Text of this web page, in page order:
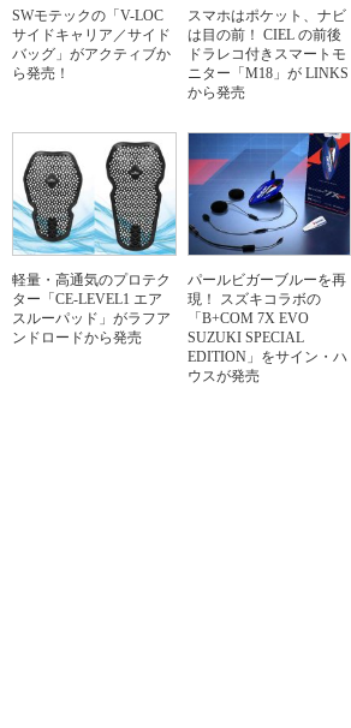
SWモテックの「V-LOC
サイドキャリア／サイド
バッグ」がアクティブか
ら発売！
スマホはポケット、ナビ
は目の前！ CIEL の前後
ドラレコ付きスマートモ
ニター「M18」が LINKS
から発売
軽量・高通気のプロテク
ター「CE-LEVEL1 エア
スルーパッド」がラフア
ンドロードから発売
パールビガーブルーを再
現！ スズキコラボの
「B+COM 7X EVO
SUZUKI SPECIAL
EDITION」をサイン・ハ
ウスが発売